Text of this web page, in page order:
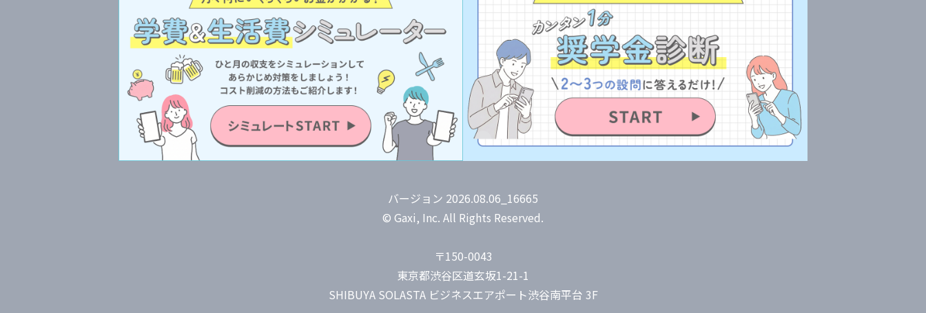
バージョン 2026.08.06_16665
© Gaxi, Inc. All Rights Reserved.
〒150-0043
東京都渋谷区道玄坂1-21-1
SHIBUYA SOLASTA ビジネスエアポート渋谷南平台 3F